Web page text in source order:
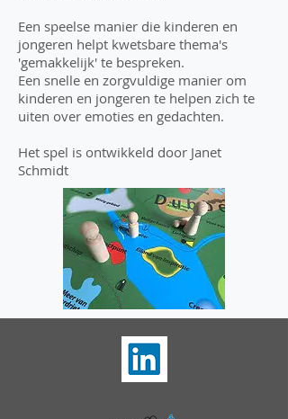
Een speelse manier die kinderen en
jongeren helpt kwetsbare thema's
'gemakkelijk' te bespreken.
Een snelle en zorgvuldige manier om
kinderen en jongeren te helpen zich te
uiten over emoties en gedachten.
Het spel is ontwikkeld door Janet
Schmidt